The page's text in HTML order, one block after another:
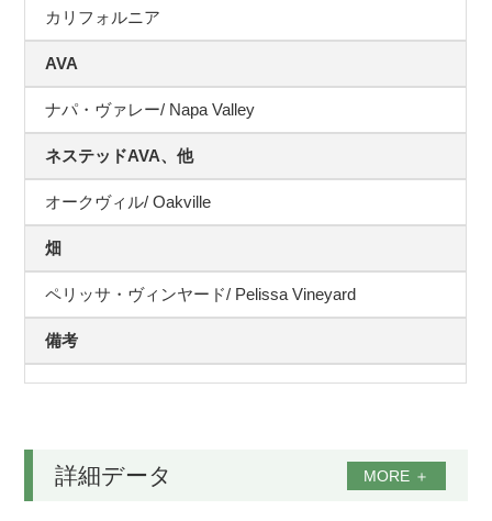
カリフォルニア
AVA
ナパ・ヴァレー/ Napa Valley
ネステッドAVA、他
オークヴィル/ Oakville
畑
ペリッサ・ヴィンヤード/ Pelissa Vineyard
備考
詳細データ MORE ＋